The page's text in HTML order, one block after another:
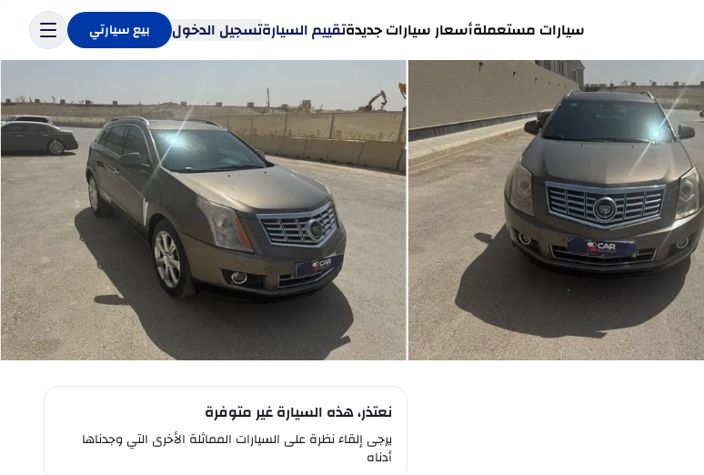
سيارات مستعملةأسعار سيارات جديدةتقييم السيارةتسجيل الدخول بيع سيارتي
نعتذر، هذه السيارة غير متوفرة
يرجى إلقاء نظرة على السيارات المماثلة الأخرى التي وجدناها
أدناه